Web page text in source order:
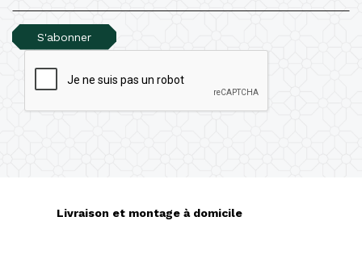
S'abonner
Livraison et montage à domicile